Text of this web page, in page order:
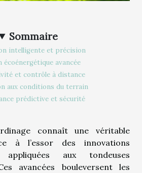
Sommaire
intelligente et précision
écoénergétique avancée
et contrôle à distance
aux conditions du terrain
prédictive et sécurité
connaît une véritable
à l’essor des innovations
appliquées aux tondeuses
avancées bouleversent les